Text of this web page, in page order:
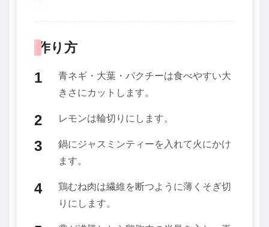
作り方
青ネギ・大葉・パクチーは食べやすい大
きさにカットします。
レモンは輪切りにします。
鍋にジャスミンティーを入れて火にかけ
ます。
鶏むね肉は繊維を断つように薄くそぎ切
りにします。